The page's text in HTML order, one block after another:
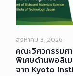
สิงหาคม 3, 2026
คณะวิศวกรรมศ
พิเศษด้านพอลิเ
จาก Kyoto